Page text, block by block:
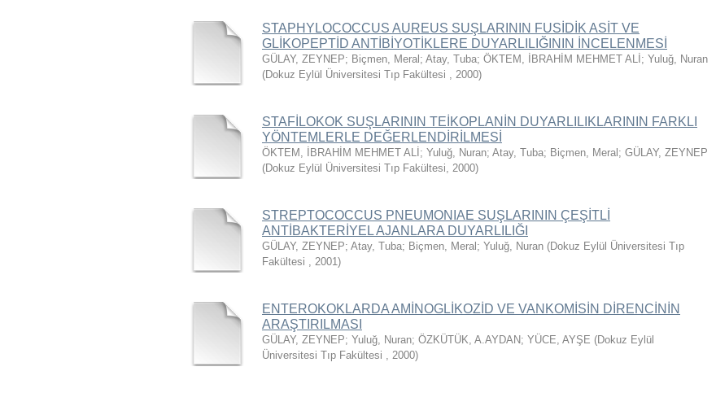
STAPHYLOCOCCUS AUREUS SUŞLARININ FUSİDİK ASİT VE
GLİKOPEPTİD ANTİBİYOTİKLERE DUYARLILIĞININ İNCELENMESİ
GÜLAY, ZEYNEP; Biçmen, Meral ; Atay, Tuba; ÖKTEM, İBRAHİM MEHMET ALİ ; Yuluğ, Nuran
(Dokuz Eylül Üniversitesi Tıp Fakültesi , 2000)
STAFİLOKOK SUŞLARININ TEİKOPLANİN DUYARLILIKLARININ FARKLI
YÖNTEMLERLE DEĞERLENDİRİLMESİ
ÖKTEM, İBRAHİM MEHMET ALİ ; Yuluğ, Nuran; Atay, Tuba; Biçmen, Meral ; GÜLAY, ZEYNEP
(Dokuz Eylül Üniversitesi Tıp Fakültesi, 2000)
STREPTOCOCCUS PNEUMONIAE SUŞLARININ ÇEŞİTLİ
ANTİBAKTERİYEL AJANLARA DUYARLILIĞI
GÜLAY, ZEYNEP; Atay, Tuba; Biçmen, Meral ; Yuluğ, Nuran (Dokuz Eylül Üniversitesi Tıp
Fakültesi , 2001)
ENTEROKOKLARDA AMİNOGLİKOZİD VE VANKOMİSİN DİRENCİNİN
ARAŞTIRILMASI
GÜLAY, ZEYNEP; Yuluğ, Nuran; ÖZKÜTÜK, A.AYDAN; YÜCE, AYŞE (Dokuz Eylül
Üniversitesi Tıp Fakültesi , 2000)